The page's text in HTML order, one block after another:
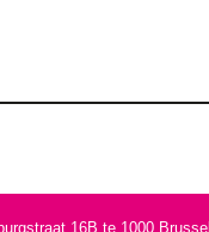
16B te 1000 Brussel